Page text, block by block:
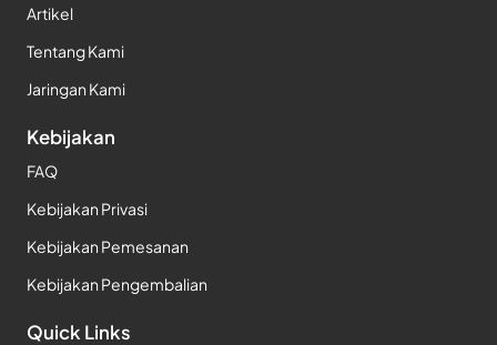
Artikel
Tentang Kami
Jaringan Kami
Kebijakan
FAQ
Kebijakan Privasi
Kebijakan Pemesanan
Kebijakan Pengembalian
Quick Links